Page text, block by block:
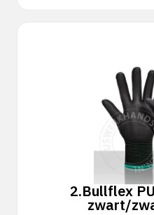
2.Bullflex
zwart/